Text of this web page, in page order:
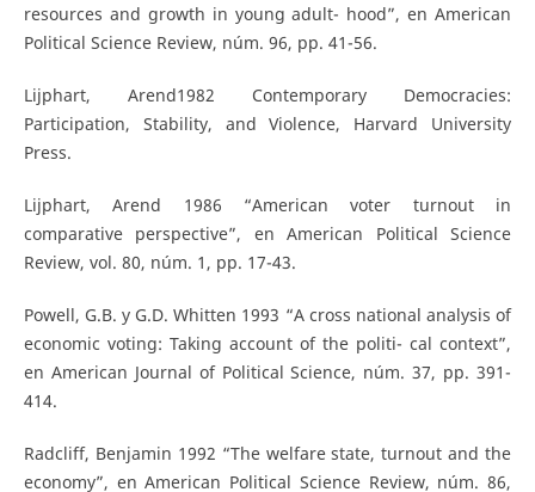
resources and growth in young adult- hood”, en American
Political Science Review, núm. 96, pp. 41-56.
Lijphart, Arend1982 Contemporary Democracies:
Participation, Stability, and Violence, Harvard University
Press.
Lijphart, Arend 1986 “American voter turnout in
comparative perspective”, en American Political Science
Review, vol. 80, núm. 1, pp. 17-43.
Powell, G.B. y G.D. Whitten 1993 “A cross national analysis of
economic voting: Taking account of the politi- cal context”,
en American Journal of Political Science, núm. 37, pp. 391-
414.
Radcliff, Benjamin 1992 “The welfare state, turnout and the
economy”, en American Political Science Review, núm. 86,